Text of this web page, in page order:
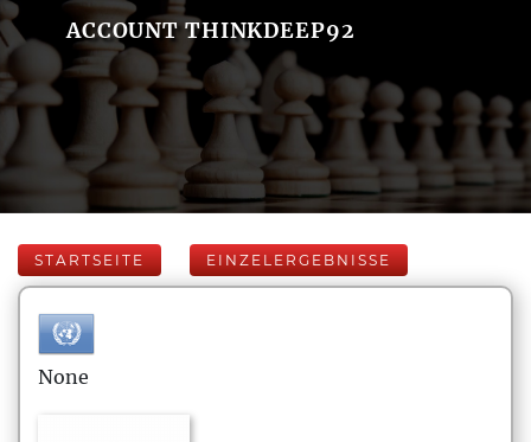
ACCOUNT THINKDEEP92
STARTSEITE EINZELERGEBNISSE
None